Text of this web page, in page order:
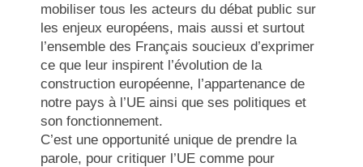
mobiliser tous les acteurs du débat public sur
les enjeux européens, mais aussi et surtout
l’ensemble des Français soucieux d’exprimer
ce que leur inspirent l’évolution de la
construction européenne, l’appartenance de
notre pays à l’UE ainsi que ses politiques et
son fonctionnement.
C’est une opportunité unique de prendre la
parole, pour critiquer l’UE comme pour